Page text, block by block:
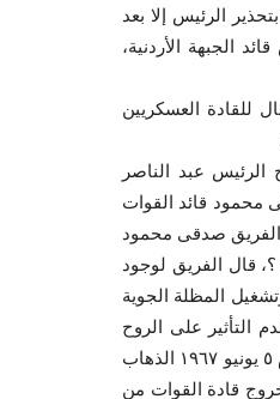
الرئيس إلا بعد
الجبهة الأردنية،
للقادة العسكريين
عبد الناصر
محمود قائد القوات
الفريق صدقى محمود
قال الفريق لوجود
المظلة الجوية
التأثير على الروح
المعنوية للمقاتلين وللطيارين ، لم يتم سحب الطائرات من مطارات سيناء ، بل وقرر المشير صباح يوم ٥ يونيو ١٩٦٧ الذهاب
قادة القوات من